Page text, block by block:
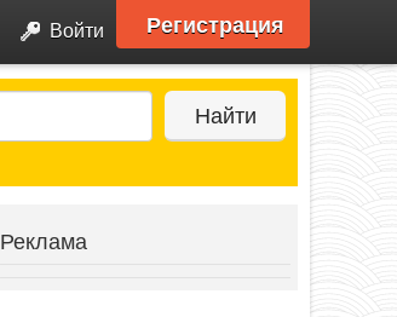
Войти Регистрация
Найти
Реклама